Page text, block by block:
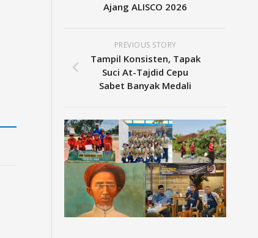
Ajang ALISCO 2026
PREVIOUS STORY
Tampil Konsisten, Tapak
Suci At-Tajdid Cepu
Sabet Banyak Medali